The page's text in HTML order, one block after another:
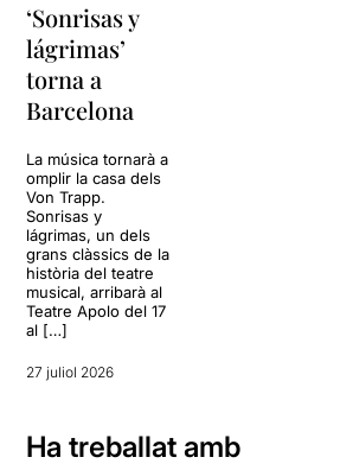
‘Sonrisas y
lágrimas’
torna a
Barcelona
La música tornarà a
omplir la casa dels
Von Trapp.
Sonrisas y
lágrimas, un dels
grans clàssics de la
història del teatre
musical, arribarà al
Teatre Apolo del 17
al […]
27 juliol 2026
Ha treballat amb